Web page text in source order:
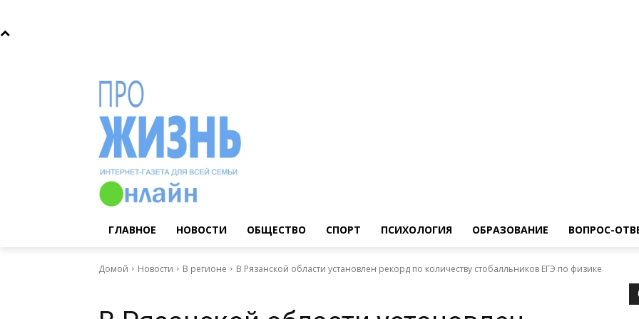
ГЛАВНОЕ НОВОСТИ ОБЩЕСТВО СПОРТ ПСИХОЛОГИЯ ОБРАЗОВАНИЕ ВОПРОС-
Домой Новости В регионе В Рязанской области установлен рекорд по количеству стобалльников ЕГЭ по физике